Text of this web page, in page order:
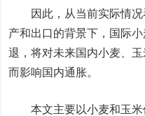
因此，从当前实际情况
产和出口的背景下，国际
退，将对未来国内小麦、
而影响国内通胀。
本文主要以小麦和玉米